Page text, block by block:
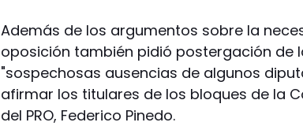
Además de los argumentos sobre la
oposición también pidió postergación de
"sospechosas ausencias de algunos
afirmar los titulares de los bloques de la
del PRO, Federico Pinedo.